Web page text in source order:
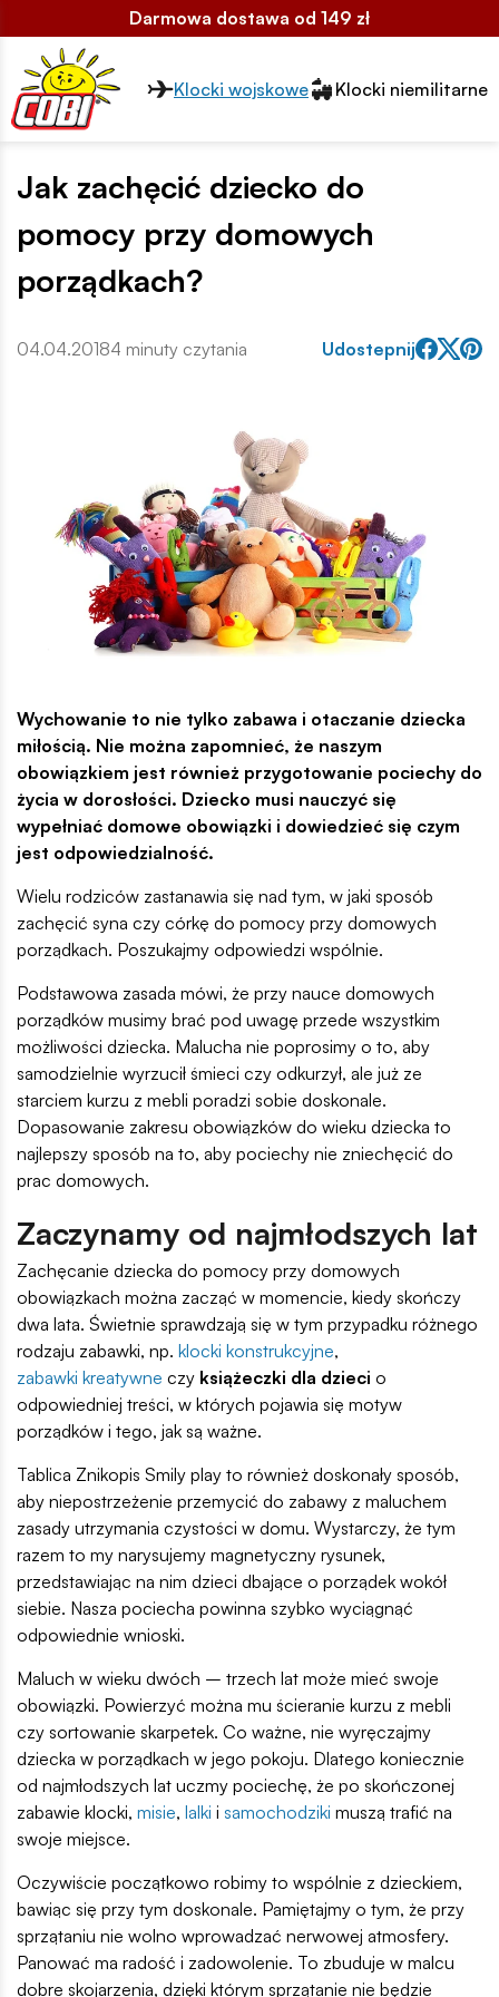
Darmowa dostawa od 149 zł
Przełącznik segmentów2
Klocki wojskowe Klocki niemilitarne
Jak zachęcić dziecko do
pomocy przy domowych
porządkach?
04.04.20184 minuty czytania Udostepnij
Wychowanie to nie tylko zabawa i otaczanie dziecka
miłością. Nie można zapomnieć, że naszym
obowiązkiem jest również przygotowanie pociechy do
życia w dorosłości. Dziecko musi nauczyć się
wypełniać domowe obowiązki i dowiedzieć się czym
jest odpowiedzialność.
Wielu rodziców zastanawia się nad tym, w jaki sposób
zachęcić syna czy córkę do pomocy przy domowych
porządkach. Poszukajmy odpowiedzi wspólnie.
Podstawowa zasada mówi, że przy nauce domowych
porządków musimy brać pod uwagę przede wszystkim
możliwości dziecka. Malucha nie poprosimy o to, aby
samodzielnie wyrzucił śmieci czy odkurzył, ale już ze
starciem kurzu z mebli poradzi sobie doskonale.
Dopasowanie zakresu obowiązków do wieku dziecka to
najlepszy sposób na to, aby pociechy nie zniechęcić do
prac domowych.
Zaczynamy od najmłodszych lat
Zachęcanie dziecka do pomocy przy domowych
obowiązkach można zacząć w momencie, kiedy skończy
dwa lata. Świetnie sprawdzają się w tym przypadku różnego
rodzaju zabawki, np. klocki konstrukcyjne,
zabawki kreatywne czy książeczki dla dzieci o
odpowiedniej treści, w których pojawia się motyw
porządków i tego, jak są ważne.
Tablica Znikopis Smily play to również doskonały sposób,
aby niepostrzeżenie przemycić do zabawy z maluchem
zasady utrzymania czystości w domu. Wystarczy, że tym
razem to my narysujemy magnetyczny rysunek,
przedstawiając na nim dzieci dbające o porządek wokół
siebie. Nasza pociecha powinna szybko wyciągnąć
odpowiednie wnioski.
Maluch w wieku dwóch – trzech lat może mieć swoje
obowiązki. Powierzyć można mu ścieranie kurzu z mebli
czy sortowanie skarpetek. Co ważne, nie wyręczajmy
dziecka w porządkach w jego pokoju. Dlatego koniecznie
od najmłodszych lat uczmy pociechę, że po skończonej
zabawie klocki, misie, lalki i samochodziki muszą trafić na
swoje miejsce.
Oczywiście początkowo robimy to wspólnie z dzieckiem,
bawiąc się przy tym doskonale. Pamiętajmy o tym, że przy
sprzątaniu nie wolno wprowadzać nerwowej atmosfery.
Panować ma radość i zadowolenie. To zbuduje w malcu
dobre skojarzenia, dzięki którym sprzątanie nie będzie